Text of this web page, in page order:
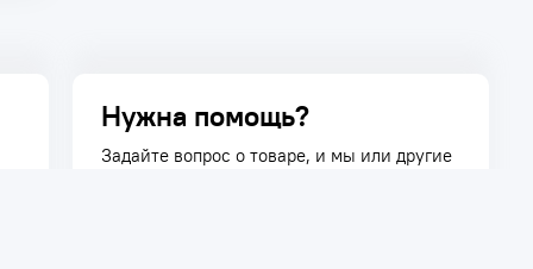
Нужна помощь?
Задайте вопрос о товаре, и мы или другие